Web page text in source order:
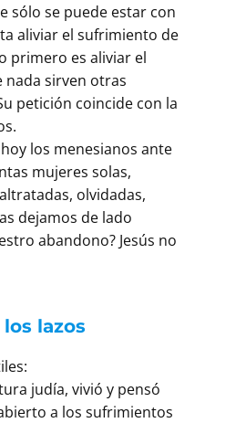
sólo se puede estar con
aliviar el sufrimiento de
primero es aliviar el
sirven otras
petición coincide con la
los menesianos ante
mujeres solas,
olvidadas,
dejamos de lado
abandono? Jesús no
lazos
judía, vivió y pensó
a los sufrimientos